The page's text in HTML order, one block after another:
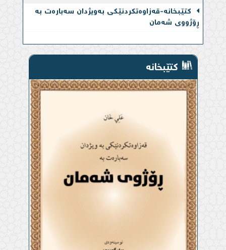
کتێبخانە-قەزاوەتكردنێكی بەویژدان سەبارەت بە
ڕۆژووی شەمان
کتێبخانە